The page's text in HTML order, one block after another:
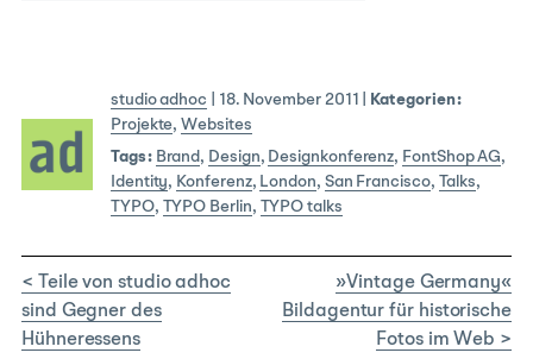
studio adhoc 18. November 2011
Kategorien:
Projekte,Websites
Tags: Brand , Design, Designkonferenz, FontShop AG,
Identity, Konferenz, London, San Francisco, Talks,
TYPO, TYPO Berlin, TYPO talks
< Teile von studio adhoc
sind Gegner des
Hühneressens
»Vintage Germany«
Bildagentur für historische
Fotos im Web >